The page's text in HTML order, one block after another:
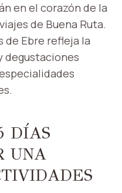
en el corazón de la
de Buena Ruta.
de Ebre refleja la
degustaciones
DÍAS
UNA